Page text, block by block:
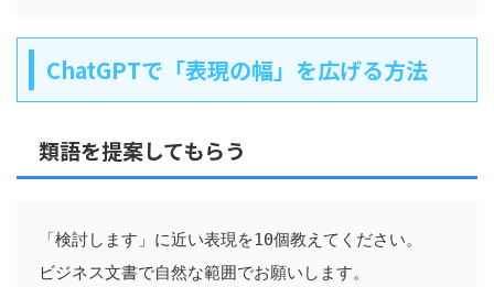
ChatGPTで「表現の幅」を広げる方法
類語を提案してもらう
「検討します」に近い表現を10個教えてください。